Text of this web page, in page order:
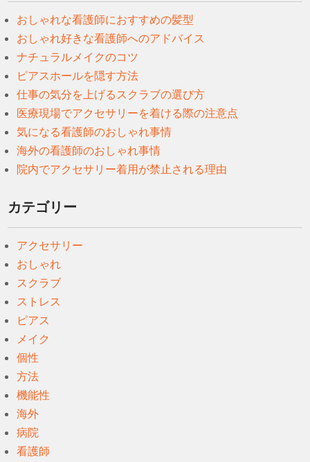
おしゃれな看護師におすすめの髪型
おしゃれ好きな看護師へのアドバイス
ナチュラルメイクのコツ
ピアスホールを隠す方法
仕事の気分を上げるスクラブの選び方
医療現場でアクセサリーを着ける際の注意点
気になる看護師のおしゃれ事情
海外の看護師のおしゃれ事情
院内でアクセサリー着用が禁止される理由
カテゴリー
アクセサリー
おしゃれ
スクラブ
ストレス
ピアス
メイク
個性
方法
機能性
海外
病院
看護師